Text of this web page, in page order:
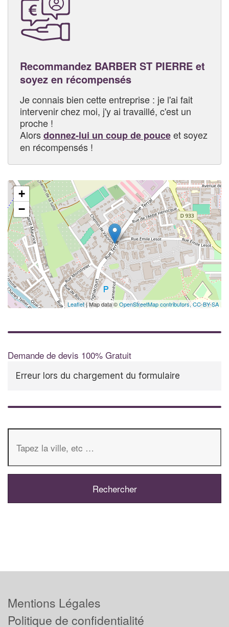
Recommandez BARBER ST PIERRE et
soyez en récompensés
Je connais bien cette entreprise : je l'ai fait
intervenir chez moi, j'y ai travaillé, c'est un
proche !
Alorsdonnez-lui un coup de pouceet soyez
en récompensés !
+
−
Leaflet| Map data ©OpenStreetMap contributors,CC-BY-SA
Demande de devis 100% Gratuit
Erreur lors du chargement du formulaire
✕
Mentions Légales
Politique de confidentialité